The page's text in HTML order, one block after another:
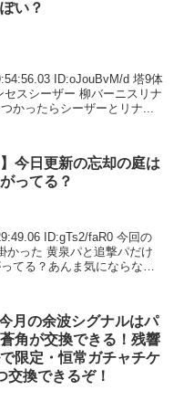
い？
ID:oJouBvM/d 塔9体
スシーザー 柳バーニスリナ
かったらシーザーとリナ...
】今日更新の忘却の庭は
ってる？
ID:gTs2/faR0 今回の
かった 黄泉パと追撃パだけ
てる？あんま気にならない
月の余波シグナルはパ
角が交換できる！残響
限定・恒常ガチャチケ
交換できるぞ！